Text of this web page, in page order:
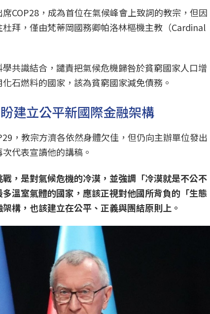
COP28，成為首位在氣候峰會上致詞的教宗，但因
拜，僅由梵蒂岡國務卿帕洛林樞機主教（Cardinal
共識結合，譴責把氣候危機歸咎於貧窮國家人口增
石燃料的國家，該為貧窮國家減免債務。
建立公平新國際金融架構
，教宗方濟各依然身體欠佳，但仍向主辦單位發出
代表宣讀他的講稿。
，是對氣候危機的冷漠，並強調「冷漠就是不公不
溫室氣體的國家，應該正視對他國所背負的「生態
構，也該建立在公平、正義與團結原則上。